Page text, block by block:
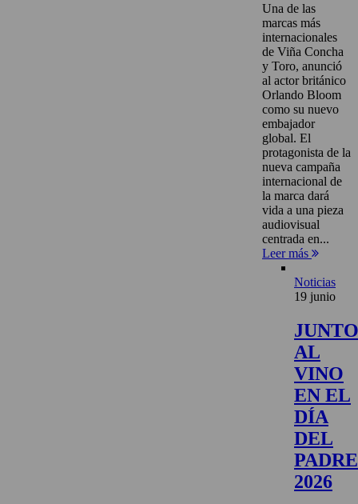
Una de las
marcas más
internacionales
de Viña Concha
y Toro, anunció
al actor británico
Orlando Bloom
como su nuevo
embajador
global. El
protagonista de la
nueva campaña
internacional de
la marca dará
vida a una pieza
audiovisual
centrada en...
Leer más
Noticias
19 junio
JUNTO
AL
VINO
EN EL
DÍA
DEL
PADRE
2026